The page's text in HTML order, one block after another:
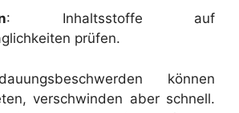
: Inhaltsstoffe auf
prüfen.
können
verschwinden aber schnell.